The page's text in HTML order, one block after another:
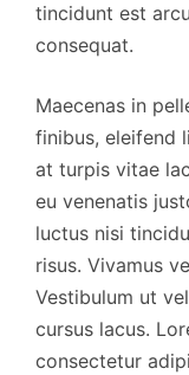
tincidunt est
consequat.
Maecenas in
finibus, eleifend
at turpis vitae
eu venenatis
luctus nisi
risus. Vivamus
Vestibulum ut
cursus lacus.
consectetur